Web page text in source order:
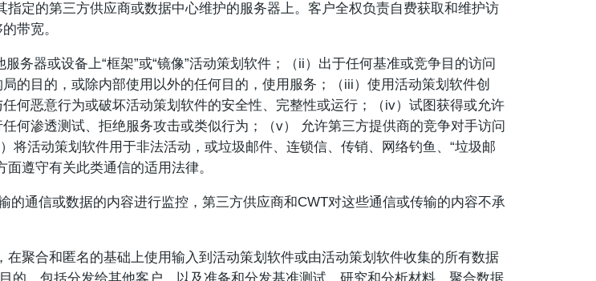
定的第三方供应商或数据中心维护的服务器上。客户全权负责自费获取和维护访
带宽。
务器或设备上“框架”或“镜像”活动策划软件；（ii）出于任何基准或竞争目的访问
的目的，或除内部使用以外的任何目的，使用服务；（iii）使用活动策划软件创
何恶意行为或破坏活动策划软件的安全性、完整性或运行；（iv）试图获得或允许
何渗透测试、拒绝服务攻击或类似行为；（v） 允许第三方提供商的竞争对手访问
活动策划软件用于非法活动，或垃圾邮件、连锁信、传销、网络钓鱼、“垃圾邮
遵守有关此类通信的适用法律。
的通信或数据的内容进行监控，第三方供应商和CWT对这些通信或传输的内容不承
聚合和匿名的基础上使用输入到活动策划软件或由活动策划软件收集的所有数据
的，包括分发给其他客户，以及准备和分发基准测试、研究和分析材料。聚合数据